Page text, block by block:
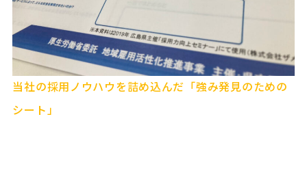
当社の採用ノウハウを詰め込んだ「強み発見のための
シート」